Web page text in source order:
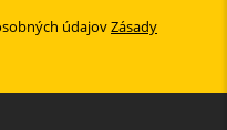
údajovZásady